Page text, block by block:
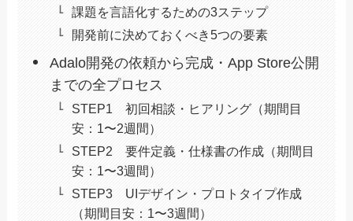
課題を言語化するための3ステップ
開発前に決めておくべき5つの要素
Adalo開発の依頼から完成・App Store公開
までの全プロセス
STEP1 初回相談・ヒアリング（期間目
安：1〜2週間）
STEP2 要件定義・仕様書の作成（期間目
安：1〜3週間）
STEP3 UIデザイン・プロトタイプ作成
（期間目安：1〜3週間）